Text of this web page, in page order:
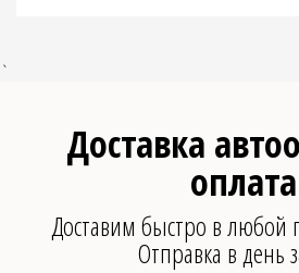
`
Доставка
оплата
Доставим быстро в любой
Отправка в день